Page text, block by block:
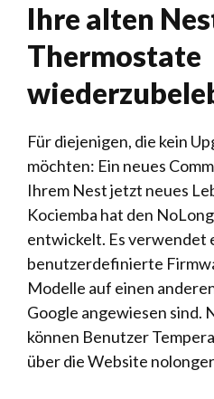
Ihre alten
Thermostate
Für diejenigen, die kein
möchten: Ein neues
Ihrem Nest jetzt neues
Kociemba hat den
entwickelt. Es verwendet
benutzerdefinierte
Modelle auf einen
Google angewiesen sind.
können Benutzer
über die Website